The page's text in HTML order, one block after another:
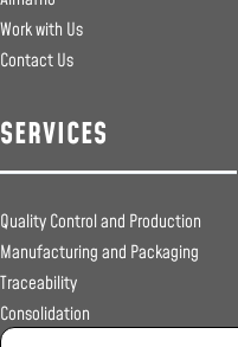
Work with Us
Contact Us
SERVICES
Quality Control and Production
Manufacturing and Packaging
Traceability
Consolidation